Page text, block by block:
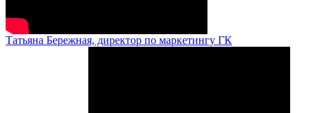
Татьяна Бережная, директор по маркетингу ГК